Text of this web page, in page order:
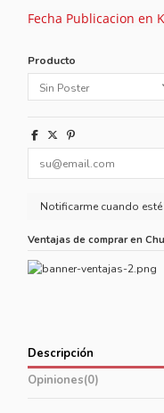
Fecha Publicacion en
Producto
Ventajas de comprar en
Descripción
Opiniones(0)